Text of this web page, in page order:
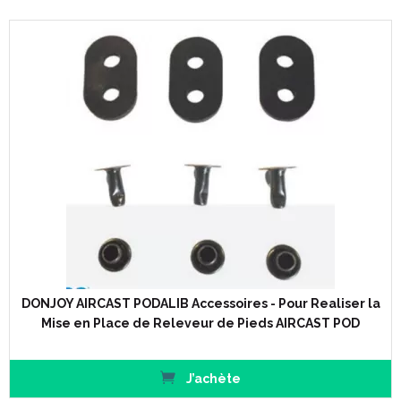
naturelle et donc d' acroître son périmètre de marche.
Releveur dynamique :
La structure intégralement souple et l' absence de
composants rigides favorisent la fluidité du mouvement.
Aucune entrave des mouvements du pied, contrairement
et spontané.
Adaptabilité :
Structure souple et ajustable, s' adapte parfaitement à l'
Le Podalib s' adapte à tout type de chaussures ou peut de
porter pied nu (il est parfois nécessaire de faire appel à un
cordonnier pour adapter les chaussures sans point d'
ancrage - lacets, oeillets).
Maniabilité :
Une fois le premier réglage initial effectué, il sert pour
DONJOY AIRCAST PODALIB Accessoires - Pour Realiser la
Mise en Place de Releveur de Pieds AIRCAST POD
J’achète